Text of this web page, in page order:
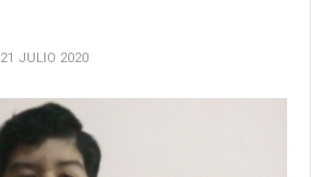
21 JULIO 2020